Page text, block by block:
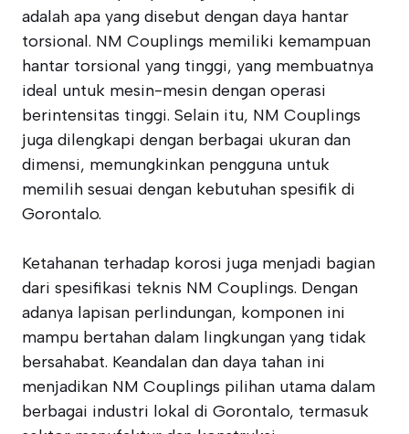
adalah apa yang disebut dengan daya hantar
torsional. NM Couplings memiliki kemampuan
hantar torsional yang tinggi, yang membuatnya
ideal untuk mesin-mesin dengan operasi
berintensitas tinggi. Selain itu, NM Couplings
juga dilengkapi dengan berbagai ukuran dan
dimensi, memungkinkan pengguna untuk
memilih sesuai dengan kebutuhan spesifik di
Gorontalo.
Ketahanan terhadap korosi juga menjadi bagian
dari spesifikasi teknis NM Couplings. Dengan
adanya lapisan perlindungan, komponen ini
mampu bertahan dalam lingkungan yang tidak
bersahabat. Keandalan dan daya tahan ini
menjadikan NM Couplings pilihan utama dalam
berbagai industri lokal di Gorontalo, termasuk